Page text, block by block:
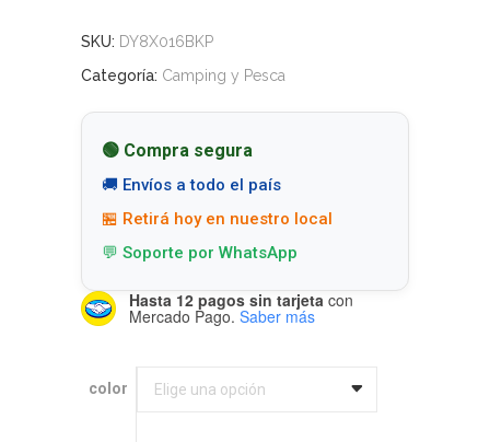
SKU: DY8X016BKP
Categoría: Camping y Pesca
🟢 Compra segura
🚚 Envíos a todo el país
🏪 Retirá hoy en nuestro local
💬 Soporte por WhatsApp
Hasta 12 pagos sin tarjeta con
Mercado Pago. Saber más
color Elige una opción
color